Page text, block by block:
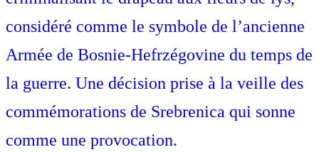
considéré comme le symbole de l’ancienne
Armée de Bosnie-Hefrzégovine du temps de
la guerre. Une décision prise à la veille des
commémorations de Srebrenica qui sonne
comme une provocation.